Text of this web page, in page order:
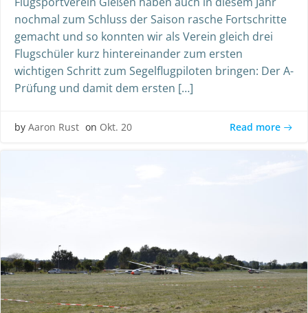
nochmal zum Schluss der Saison rasche Fortschritte
gemacht und so konnten wir als Verein gleich drei
Flugschüler kurz hintereinander zum ersten
wichtigen Schritt zum Segelflugpiloten bringen: Der A-
Prüfung und damit dem ersten […]
by Aaron Rust on Okt. 20 Read more